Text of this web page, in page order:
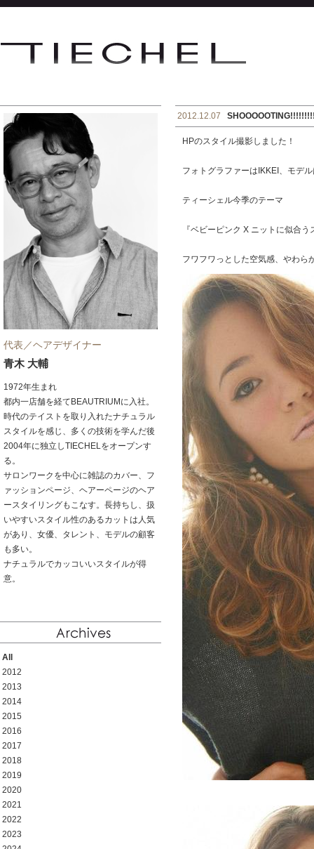
代表／ヘアデザイナー
青木 大輔
1972年生まれ
都内一店舗を経てBEAUTRIUMに入社。
時代のテイストを取り入れたナチュラル
スタイルを感じ、多くの技術を学んだ後
2004年に独立しTIECHELをオープンす
る。
サロンワークを中心に雑誌のカバー、フ
ァッションページ、ヘアーページのヘア
ースタイリングもこなす。長持ちし、扱
いやすいスタイル性のあるカットは人気
があり、女優、タレント、モデルの顧客
も多い。
ナチュラルでカッコいいスタイルが得
意。
All
2012
2013
2014
2015
2016
2017
2018
2019
2020
2021
2022
2023
2012.12.07
HPのスタイル撮影しました！
フォトグラファーはIKKEI、モデ
ティーシェル今季のテーマ
『ベビーピンク X ニットに似合う
フワフワっとした空気感、やわら